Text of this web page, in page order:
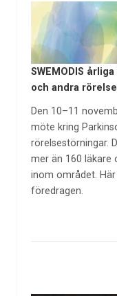
SWEMODIS
och andra
Den 10–11
möte kring
rörelsestörningar.
mer än 160 läkare
inom området.
föredragen.